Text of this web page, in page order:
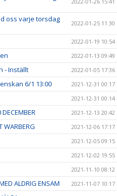
oss varje torsdag
2022-01-25 11:30
2022-01-19 10:54
2022-01-13 09:49
- Inställt 2022-01-05 17:36
6/1 13:00 2021-12-31 00:17
2021-12-31 00:14
2021-12-13 20:42
WARBERG 2021-12-06 17:17
2021-12-05 09:15
2021-12-02 19:55
2021-11-10 08:12
ALDRIG ENSAM 2021-11-07 10:17